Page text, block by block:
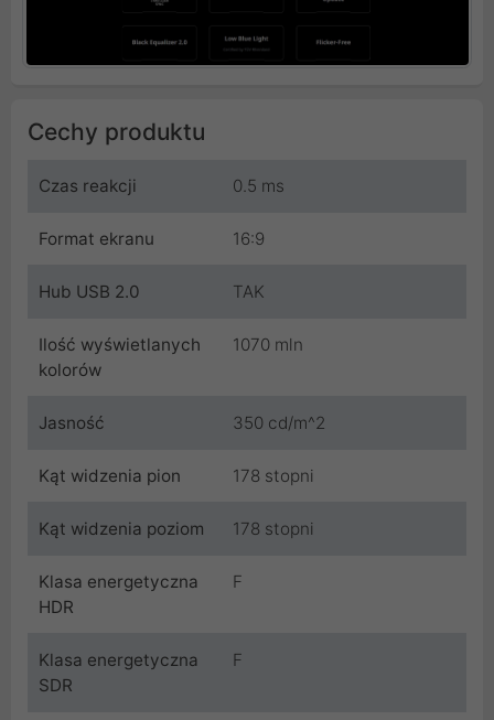
Cechy produktu
Czas reakcji 0.5 ms
Format ekranu 16:9
Hub USB 2.0 TAK
Ilość wyświetlanych
kolorów
1070 mln
Jasność 350 cd/m^2
Kąt widzenia pion 178 stopni
Kąt widzenia poziom 178 stopni
Klasa energetyczna
HDR
F
Klasa energetyczna
SDR
F